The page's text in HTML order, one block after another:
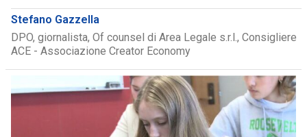
Stefano Gazzella
DPO, giornalista, Of counsel di Area Legale s.r.l., Consigliere
ACE - Associazione Creator Economy